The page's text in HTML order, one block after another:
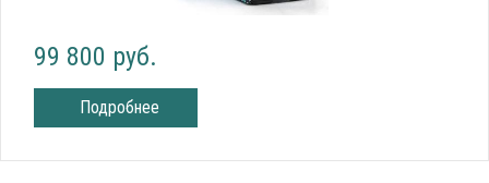
99 800 руб.
Подробнее